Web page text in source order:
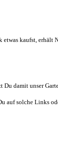
kaufst,
damit unser
auf solche